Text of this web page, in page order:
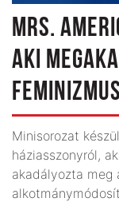
MRS.
AKI
Minisorozat
háziasszonyról,
akadályozta meg